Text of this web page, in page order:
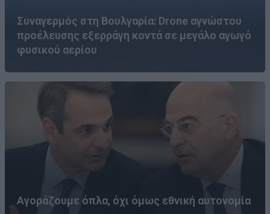
Συναγερμός στη Βουλγαρία: Drone αγνώστου
προέλευσης εξερράγη κοντά σε μεγάλο αγωγό
φυσικού αερίου
Αγοράζουμε όπλα, όχι όμως εθνική αυτονομία